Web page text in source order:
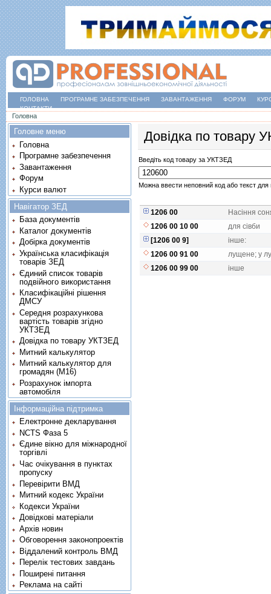
ГОЛОВНА ПРОГРАМНЕ ЗАБЕЗПЕЧЕННЯ ЗАВАНТАЖЕННЯ ФОРУМ
КОНТАКТИ
Ви є тут
Головна
Довідка по товару
Введіть код товару за УКТЗЕД
Можна ввести неповний код або текст для
1206 00
Насiння
1206 00 10 00
для сiвби
[1206 00 9]
iнше:
1206 00 91 00
лущене; у
1206 00 99 00
iнше
Головне меню
Головна
Програмне забезпечення
Завантаження
Форум
Курси валют
Навігатор ЗЕД
База документів
Каталог документів
Добірка документів
Українська класифікація
товарів ЗЕД
Єдиний список товарів
подвійного використання
Класифікаційні рішення
ДМСУ
Середня розрахункова
вартість товарів згідно
УКТЗЕД
Довідка по товару УКТЗЕД
Митний калькулятор
Митний калькулятор для
громадян (М16)
Розрахунок імпорта
автомобіля
Інформаційна підтримка
Електронне декларування
NCTS Фаза 5
Єдине вікно для міжнародної
торгівлі
Час очікування в пунктах
пропуску
Перевірити ВМД
Митний кодекс України
Кодекси України
Довідкові матеріали
Архів новин
Обговорення законопроектів
Віддалений контроль ВМД
Перелік тестових завдань
Поширені питання
Реклама на сайті